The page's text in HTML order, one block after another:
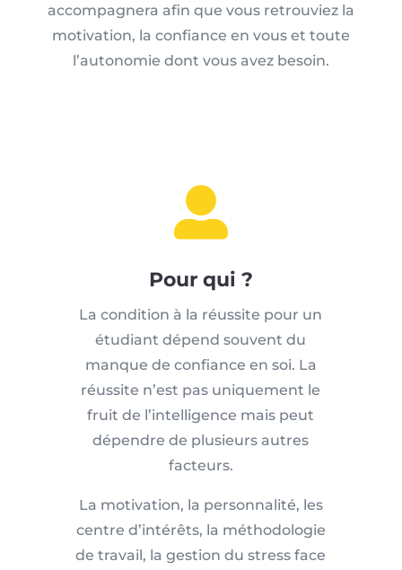
accompagnera afin que vous retrouviez la
motivation, la confiance en vous et toute
l’autonomie dont vous avez besoin.

Pour qui ?
La condition à la réussite pour un
étudiant dépend souvent du
manque de confiance en soi. La
réussite n’est pas uniquement le
fruit de l’intelligence mais peut
dépendre de plusieurs autres
facteurs.
La motivation, la personnalité, les
centre d’intérêts, la méthodologie
de travail, la gestion du stress face